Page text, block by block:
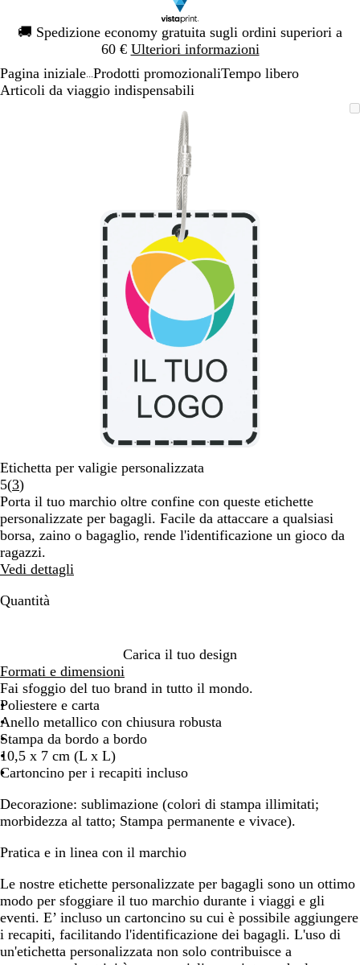
🚚 Spedizione economy gratuita sugli ordini superiori a
60 € Ulteriori informazioni
Diapositiva
1
Pagina iniziale Prodotti promozionaliTempo libero
Articoli da viaggio indispensabili
può
essere
ingrandita
a
minimo
per
allargare
i
comandi
+
e
+
per
ingrandire
o
ridurre
frecce
per
spostarti
Etichetta per valigie personalizzata
5(3Leggi
3
recensioni
)
Porta il tuo marchio oltre confine con queste etichette
personalizzate per bagagli. Facile da attaccare a qualsiasi
borsa, zaino o bagaglio, rende l'identificazione un gioco da
ragazzi.
Vedi dettagli
Quantità
Carica il tuo design
Formati e dimensioni
Fai sfoggio del tuo brand in tutto il mondo.
Poliestere e carta
Anello metallico con chiusura robusta
Stampa da bordo a bordo
10,5 x 7 cm (L x L)
Cartoncino per i recapiti incluso
Decorazione: sublimazione (colori di stampa illimitati;
morbidezza al tatto; Stampa permanente e vivace).
Pratica e in linea con il marchio
Le nostre etichette personalizzate per bagagli sono un ottimo
modo per sfoggiare il tuo marchio durante i viaggi e gli
eventi. E’ incluso un cartoncino su cui è possibile aggiungere
i recapiti, facilitando l'identificazione dei bagagli. L'uso di
un'etichetta personalizzata non solo contribuisce a